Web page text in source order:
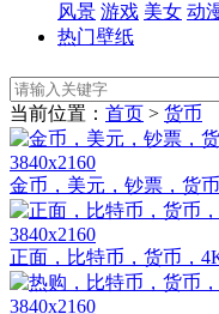
风景 游戏 美女 动
热门壁纸
当前位置： 首页 > 货币
3840x2160
金币，美元，钞票，货
3840x2160
正面，比特币，货币，
3840x2160